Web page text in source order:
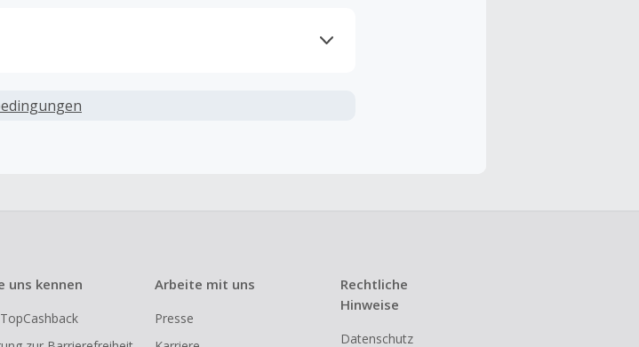
auf dieser Händlerseite von TopCashback
große Bestellungen sind bei den meisten
uns kennen Arbeite mit uns
Presse
Rechtliche
Hinweise
Datenschutz